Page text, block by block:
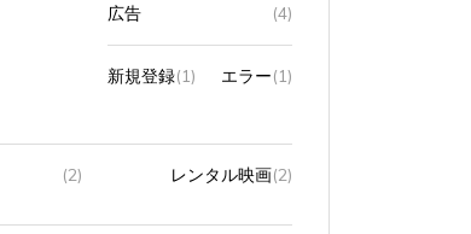
広告 (4)
新規登録(1) エラー(1)
(2) レンタル映画(2)